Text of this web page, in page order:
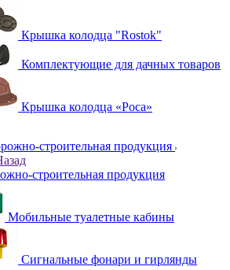
Крышка колодца "Rostok"
Комплектующие для дачных товаров
Крышка колодца «Роса»
строительная продукция
строительная продукция
Мобильные туалетные кабины
Сигнальные фонари и гирлянды